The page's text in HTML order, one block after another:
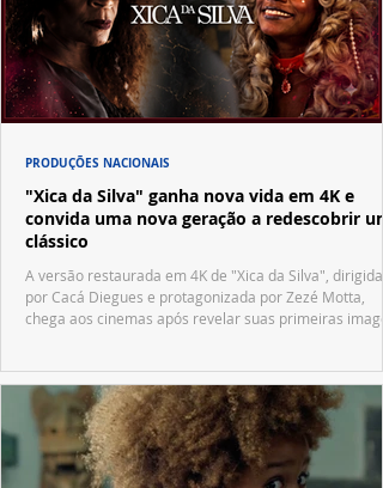
"Xica da Silva" ganha nova vida em 4K e
convida uma nova geração a redescobrir um
clássico
A versão restaurada em 4K de "Xica da Silva", dirigida
por Cacá Diegues e protagonizada por Zezé Motta,
chega aos cinemas após revelar suas primeiras
PRODUÇÕES NACIONAIS